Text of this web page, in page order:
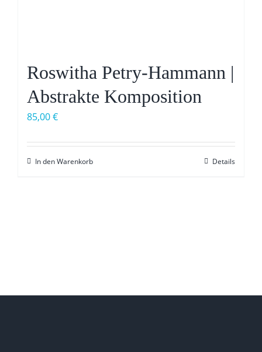
Roswitha Petry-Hammann |
Abstrakte Komposition
85,00€
In den Warenkorb Details